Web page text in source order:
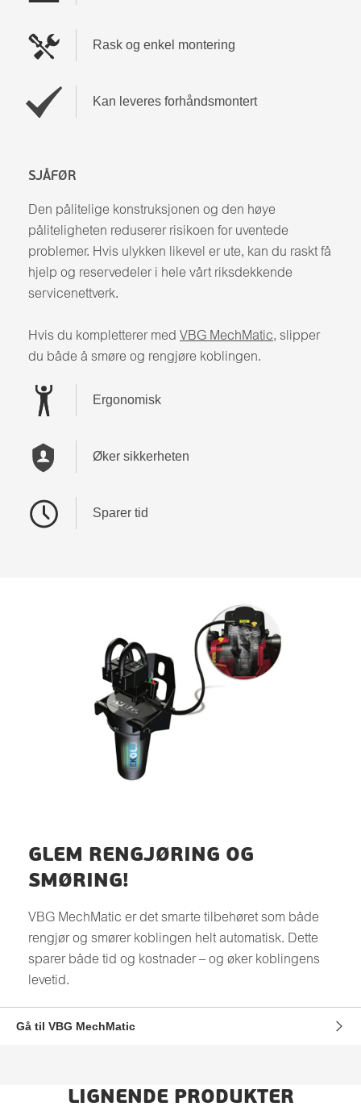
Rask og enkel montering
Kan leveres forhåndsmontert
SJÅFØR
Den pålitelige konstruksjonen og den høye
påliteligheten reduserer risikoen for uventede
problemer. Hvis ulykken likevel er ute, kan du raskt få
hjelp og reservedeler i hele vårt riksdekkende
servicenettverk.
Hvis du kompletterer med VBG MechMatic, slipper
du både å smøre og rengjøre koblingen.
Ergonomisk
Øker sikkerheten
Sparer tid
GLEM RENGJØRING OG
SMØRING!
VBG MechMatic er det smarte tilbehøret som både
rengjør og smører koblingen helt automatisk. Dette
sparer både tid og kostnader – og øker koblingens
levetid.
Gå til VBG MechMatic
LIGNENDE PRODUKTER